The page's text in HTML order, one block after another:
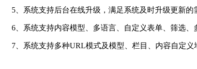
5、系统支持后台在线升级，满足系统及时升级更新的
6、系统支持内容模型、多语言、自定义表单、筛选、
7、系统支持多种URL模式及模型、栏目、内容自定义